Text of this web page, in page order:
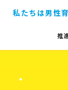
私たちは男性
推